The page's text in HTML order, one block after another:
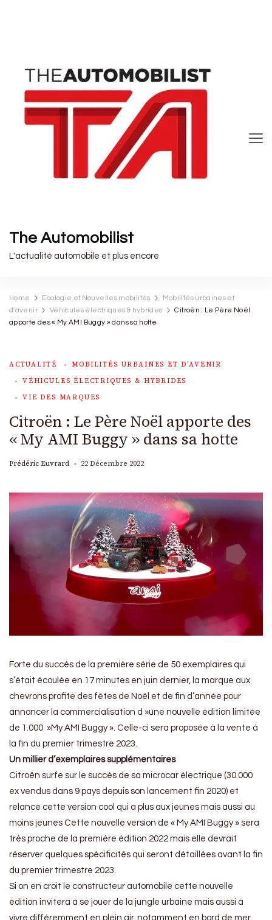
The Automobilist
L'actualité automobile et plus encore
Home Ecologie et Nouvelles mobilités
Mobilités urbaines et
d'avenir
Véhicules électriques & hybrides
Citroën : Le Père Noël
apporte des « My AMI Buggy » dans sa hotte
ACTUALITÉ
MOBILITÉS URBAINES ET D'AVENIR
VÉHICULES ÉLECTRIQUES & HYBRIDES
VIE DES MARQUES
Citroën : Le Père Noël apporte des
« My AMI Buggy » dans sa hotte
Frédéric Euvrard 22 Décembre 2022
Forte du succès de la première série de 50 exemplaires qui
s’était écoulée en 17 minutes en juin dernier, la marque aux
chevrons profite des fêtes de Noël et de fin d’année pour
annoncer la commercialisation d »une nouvelle édition limitée
de 1.000 »My AMI Buggy ». Celle-ci sera proposée à la vente à
la fin du premier trimestre 2023.
Un millier d’exemplaires supplémentaires
Citroën surfe sur le succès de sa microcar électrique (30.000
ex vendus dans 9 pays depuis son lancement fin 2020) et
relance cette version cool qui a plus aux jeunes mais aussi au
moins jeunes Cette nouvelle version de « My AMI Buggy » sera
très proche de la première édition 2022 mais elle devrait
réserver quelques spécificités qui seront détaillées avant la fin
du premier trimestre 2023.
Si on en croit le constructeur automobile cette nouvelle
édition invitera à se jouer de la jungle urbaine mais aussi à
vivre différemment en plein air, notamment en bord de mer.